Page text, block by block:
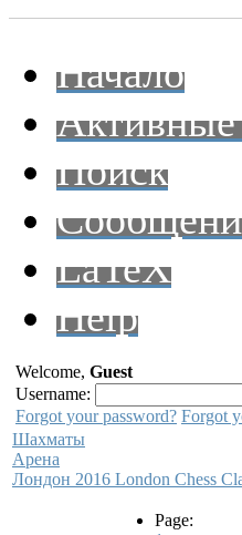
Начало
Поиск
LaTeX
Help
Welcome, Guest
Username:
Forgot your password? Forgot
Шахматы
Арена
Лондон 2016 London Chess
Page: